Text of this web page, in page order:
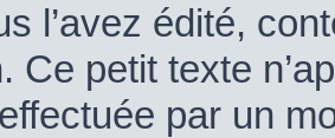
l’avez édité,
Ce petit texte
par un